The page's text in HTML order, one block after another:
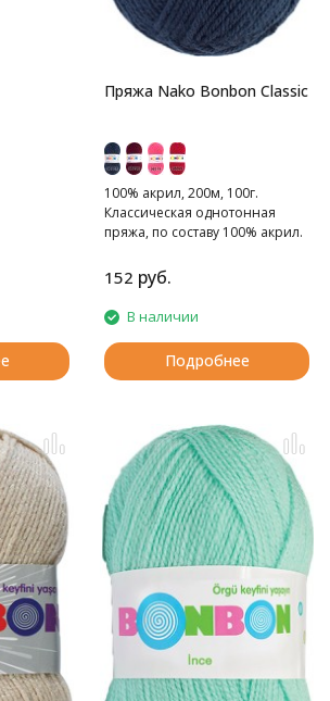
Пряжа Nako Bonbon Classic
100% акрил, 200м, 100г.
Классическая однотонная
пряжа, по составу 100% акрил.
152 руб.
В наличии
Подробнее